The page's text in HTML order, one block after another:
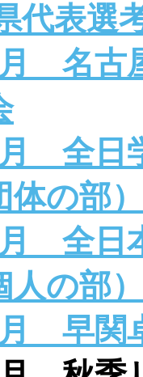
代表選
月 名古
月 全日
体の部）
月 全日
人の部
月 早関